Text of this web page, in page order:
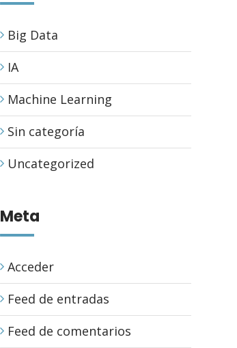
Big Data
IA
Machine Learning
Sin categoría
Uncategorized
Meta
Acceder
Feed de entradas
Feed de comentarios